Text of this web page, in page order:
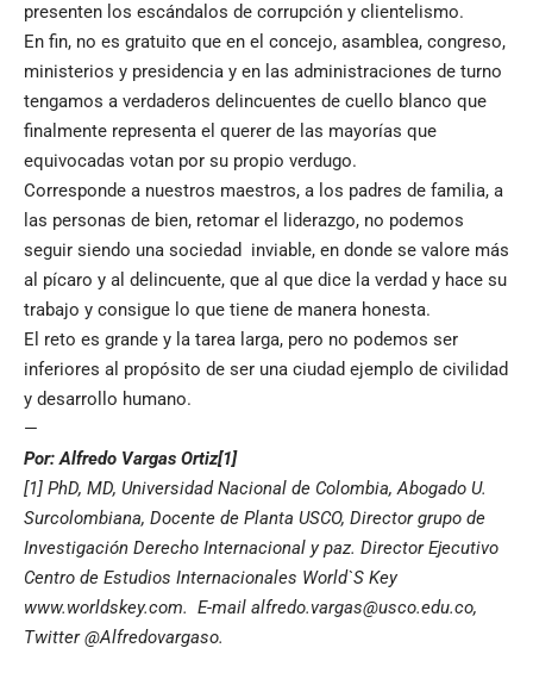
presenten los escándalos de corrupción y clientelismo.
En fin, no es gratuito que en el concejo, asamblea, congreso,
ministerios y presidencia y en las administraciones de turno
tengamos a verdaderos delincuentes de cuello blanco que
finalmente representa el querer de las mayorías que
equivocadas votan por su propio verdugo.
Corresponde a nuestros maestros, a los padres de familia, a
las personas de bien, retomar el liderazgo, no podemos
seguir siendo una sociedad inviable, en donde se valore más
al pícaro y al delincuente, que al que dice la verdad y hace su
trabajo y consigue lo que tiene de manera honesta.
El reto es grande y la tarea larga, pero no podemos ser
inferiores al propósito de ser una ciudad ejemplo de civilidad
y desarrollo humano.
—
Por: Alfredo Vargas Ortiz[1]
[1] PhD, MD, Universidad Nacional de Colombia, Abogado U.
Surcolombiana, Docente de Planta USCO, Director grupo de
Investigación Derecho Internacional y paz. Director Ejecutivo
Centro de Estudios Internacionales World`S Key
www.worldskey.com. E-mail alfredo.vargas@usco.edu.co,
Twitter @Alfredovargaso.